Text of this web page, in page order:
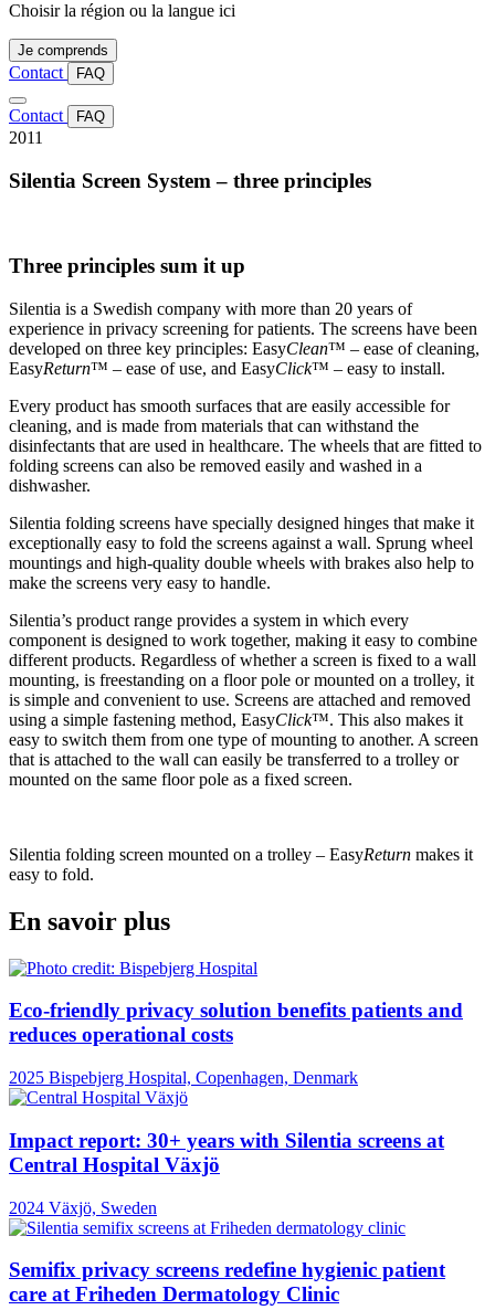
Choisir la région ou la langue ici
Je comprends
Contact FAQ
Contact FAQ
2011
Silentia Screen System – three principles
Three principles sum it up
Silentia is a Swedish company with more than 20 years of
experience in privacy screening for patients. The screens have been
developed on three key principles: EasyClean™ – ease of cleaning,
EasyReturn™ – ease of use, and EasyClick™ – easy to install.
Every product has smooth surfaces that are easily accessible for
cleaning, and is made from materials that can withstand the
disinfectants that are used in healthcare. The wheels that are fitted to
folding screens can also be removed easily and washed in a
dishwasher.
Silentia folding screens have specially designed hinges that make it
exceptionally easy to fold the screens against a wall. Sprung wheel
mountings and high-quality double wheels with brakes also help to
make the screens very easy to handle.
Silentia’s product range provides a system in which every
component is designed to work together, making it easy to combine
different products. Regardless of whether a screen is fixed to a wall
mounting, is freestanding on a floor pole or mounted on a trolley, it
is simple and convenient to use. Screens are attached and removed
using a simple fastening method, EasyClick™. This also makes it
easy to switch them from one type of mounting to another. A screen
that is attached to the wall can easily be transferred to a trolley or
mounted on the same floor pole as a fixed screen.
Silentia folding screen mounted on a trolley – EasyReturn makes it
easy to fold.
En savoir plus
Eco-friendly privacy solution benefits patients and
reduces operational costs
2025 Bispebjerg Hospital, Copenhagen, Denmark
Impact report: 30+ years with Silentia screens at
Central Hospital Växjö
2024 Växjö, Sweden
Semifix privacy screens redefine hygienic patient
care at Friheden Dermatology Clinic